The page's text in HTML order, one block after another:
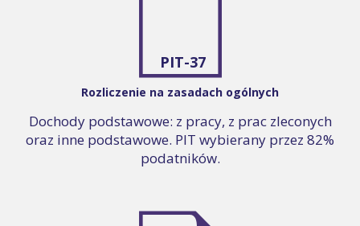
PIT-37
Rozliczenie na zasadach ogólnych
Dochody podstawowe: z pracy, z prac zleconych
oraz inne podstawowe. PIT wybierany przez 82%
podatników.